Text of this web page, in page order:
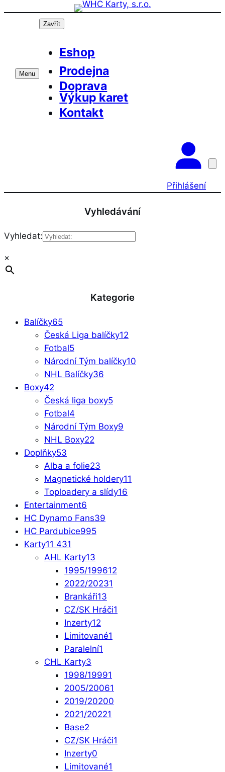
Přeskočit
Menu
Zavřít
Eshop
Prodejna
Doprava
Výkup karet
Kontakt
Přihlášení
Vyhledávání
Vyhledat:
×
Kategorie
Balíčky65
Česká Liga balíčky12
Fotbal5
Národní Tým balíčky10
NHL Balíčky36
Boxy42
Česká liga boxy5
Fotbal4
Národní Tým Boxy9
NHL Boxy22
Doplňky53
Alba a folie23
Magnetické holdery11
Toploadery a slídy16
Entertainment6
HC Dynamo Fans39
HC Pardubice995
Karty11 431
AHL Karty13
1995/199612
2022/20231
Brankáři13
CZ/SK Hráči1
Inzerty12
Limitované1
Paralelní1
CHL Karty3
1998/19991
2005/20061
2019/20200
2021/20221
Base2
CZ/SK Hráči1
Inzerty0
Limitované1
Prázdninová otevírací doba prodejny! PO a
ST 10-17, SO 11-15